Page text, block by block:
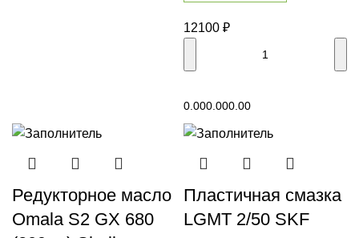
12100 ₽
0.000.000.00
Редукторное масло
Omala S2 GX 680
Пластичная смазка
LGMT 2/50 SKF